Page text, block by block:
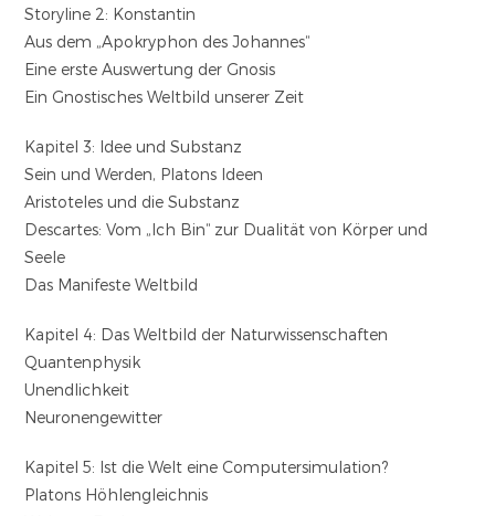
Storyline 2: Konstantin
Aus dem „Apokryphon des Johannes“
Eine erste Auswertung der Gnosis
Ein Gnostisches Weltbild unserer Zeit
Kapitel 3: Idee und Substanz
Sein und Werden, Platons Ideen
Aristoteles und die Substanz
Descartes: Vom „Ich Bin“ zur Dualität von Körper und
Seele
Das Manifeste Weltbild
Kapitel 4: Das Weltbild der Naturwissenschaften
Quantenphysik
Unendlichkeit
Neuronengewitter
Kapitel 5: Ist die Welt eine Computersimulation?
Platons Höhlengleichnis